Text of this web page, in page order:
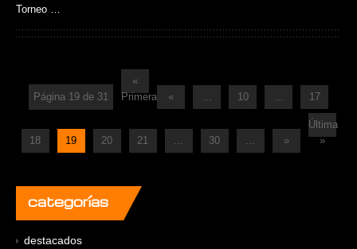
Torneo …
Página 19 de 31
«
Primera
« ... 10 ... 17
18 19 20 21 ... 30 ... »
Última
»
categorías
destacados